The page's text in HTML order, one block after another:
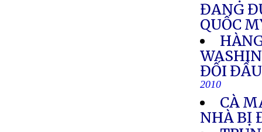
ĐANG
QUỐC
ĐỐI
2010
CÀ
NHÀ BỊ